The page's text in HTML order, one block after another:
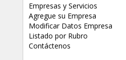
Empresas y Servicios
Agregue su Empresa
Modificar Datos Empresa
Listado por Rubro
Contáctenos